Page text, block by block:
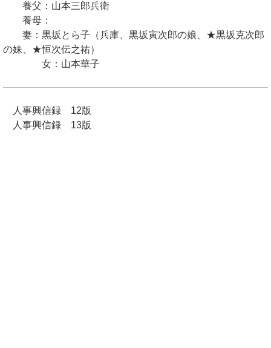
養父：山本三郎兵衛
養母：
妻：黒坂とら子（兵庫、黒坂寅次郎の娘、★黒坂克次郎
の妹、★恒次伝之祐）
女：山本華子
人事興信録 12版
人事興信録 13版